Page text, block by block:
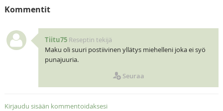
Kommentit
Tiitu75 Reseptin tekijä
Maku oli suuri postiivinen yllätys miehelleni joka ei syö
punajuuria.
Seuraa
Kirjaudu sisään kommentoidaksesi